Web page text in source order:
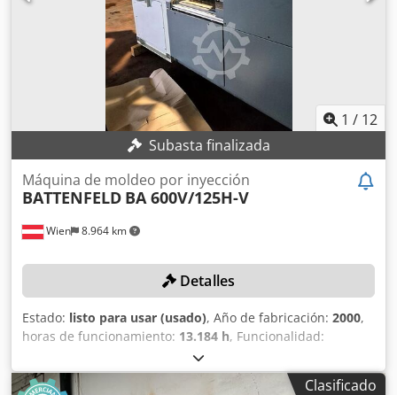
1 / 12
Subasta finalizada
Wien 8.964 km
Máquina de moldeo por inyección
BATTENFELD BA 600V/125H-V
Detalles
Estado: listo para usar (usado), Año de fabricación: 2000,
horas de funcionamiento: 13.184 h, Funcionalidad:
, fuerza de sujeción:
diámetro del tornillo:30 mm, peso de inyección:77 g, ¡Sin
Clasificado